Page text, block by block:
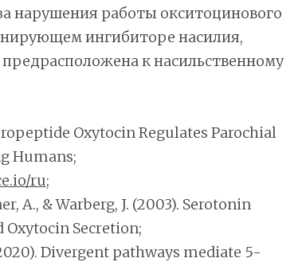
нарушения работы окситоцинового
ингибиторе насилия,
к насильственному
Oxytocin Regulates Parochial
Humans;
ru;
A., & Warberg, J. (2003). Serotonin
Oxytocin Secretion;
Divergent pathways mediate 5-